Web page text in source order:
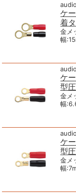
ケ
着
金メ
幅
ケ
型
金メ
幅
ケ
型
金メ
幅